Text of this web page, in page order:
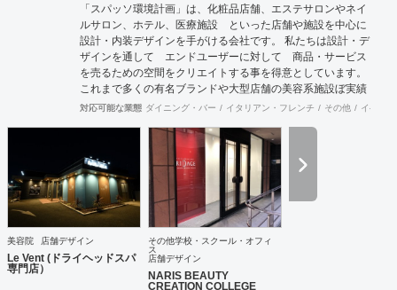
「スパッソ環境計画」は、化粧品店舗、エステサロンやネイ
ルサロン、ホテル、医療施設 といった店舗や施設を中心に
設計・内装デザインを手がける会社です。 私たちは設計・デ
ザインを通して エンドユーザーに対して 商品・サービス
を売るための空間をクリエイトする事を得意としています。
これまで多くの有名ブランドや大型店舗の美容系施設ぼ実績
を経験を活かして、女性の気持ちを動かせる空間創りが可能
だいてまいりました。 私たちには、店舗設計・店舗デザイン
をご提供して20年以上の歴史があります。 少数精鋭のチー
ムですのでフットワークが軽いうえ、デザイナーはそれぞれ
経験豊富です。 女性の購買心理など女性のマーケティング理
論に基づいた店舗 設計には定評があり、日本だけでなく中国
をはじめとする海外店舗でも大きな反響を実現してきまし
ナーのコラボレーションにより 感性を生かした上で計算さ
れた空間。集客や売り上げにつなげていきます。 設計施工ご
希望のお客様には 施工会社とのコラボレーションにて対応
対応可能な業態 ダイニング・バー イタリアン・フレンチ その他 イベン
美容院 店舗デザイン
Le Vent (ドライヘッドスパ
専門店）
その他学校・スクール・オフィ
ス
店舗デザイン
NARIS BEAUTY
CREATION COLLEGE